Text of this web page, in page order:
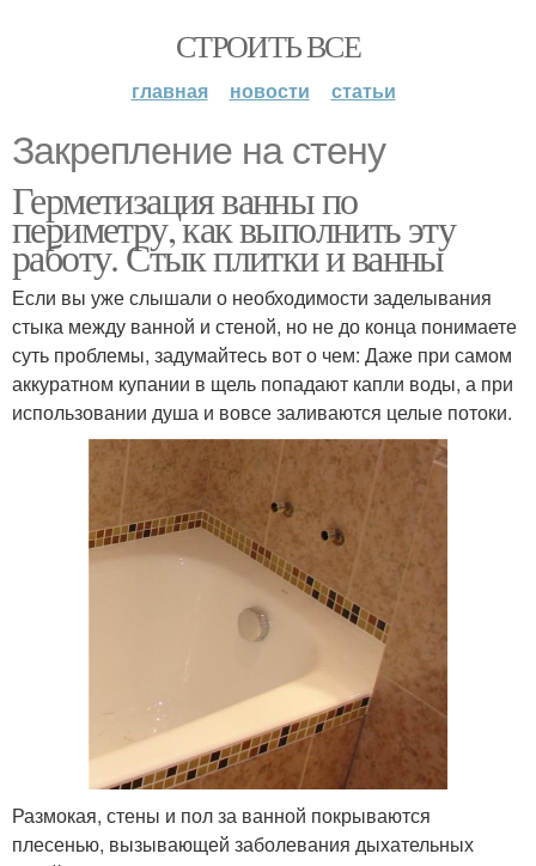
СТРОИТЬ ВСЕ
главная новости статьи
Закрепление на стену
Герметизация ванны по
периметру, как выполнить эту
работу. Стык плитки и ванны
Если вы уже слышали о необходимости заделывания
стыка между ванной и стеной, но не до конца понимаете
суть проблемы, задумайтесь вот о чем: Даже при самом
аккуратном купании в щель попадают капли воды, а при
использовании душа и вовсе заливаются целые потоки.
Размокая, стены и пол за ванной покрываются
плесенью, вызывающей заболевания дыхательных